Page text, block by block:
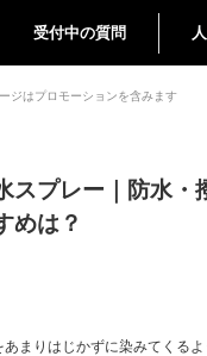
受付中の質問
ジはプロモーションを含みます
スプレー｜防水・
めは？
まりはじかずに染みてくるよ